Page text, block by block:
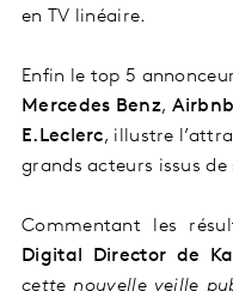
en TV linéaire.
Enfin le top 5
Mercedes Benz, Airbnb
E.Leclerc, illustre
grands acteurs issus
Commentant les
Digital Director de
cette nouvelle veille